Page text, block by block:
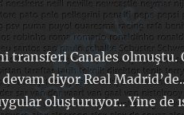
transferi Canales
devam diyor Real
oluşturuyor.. Yine de